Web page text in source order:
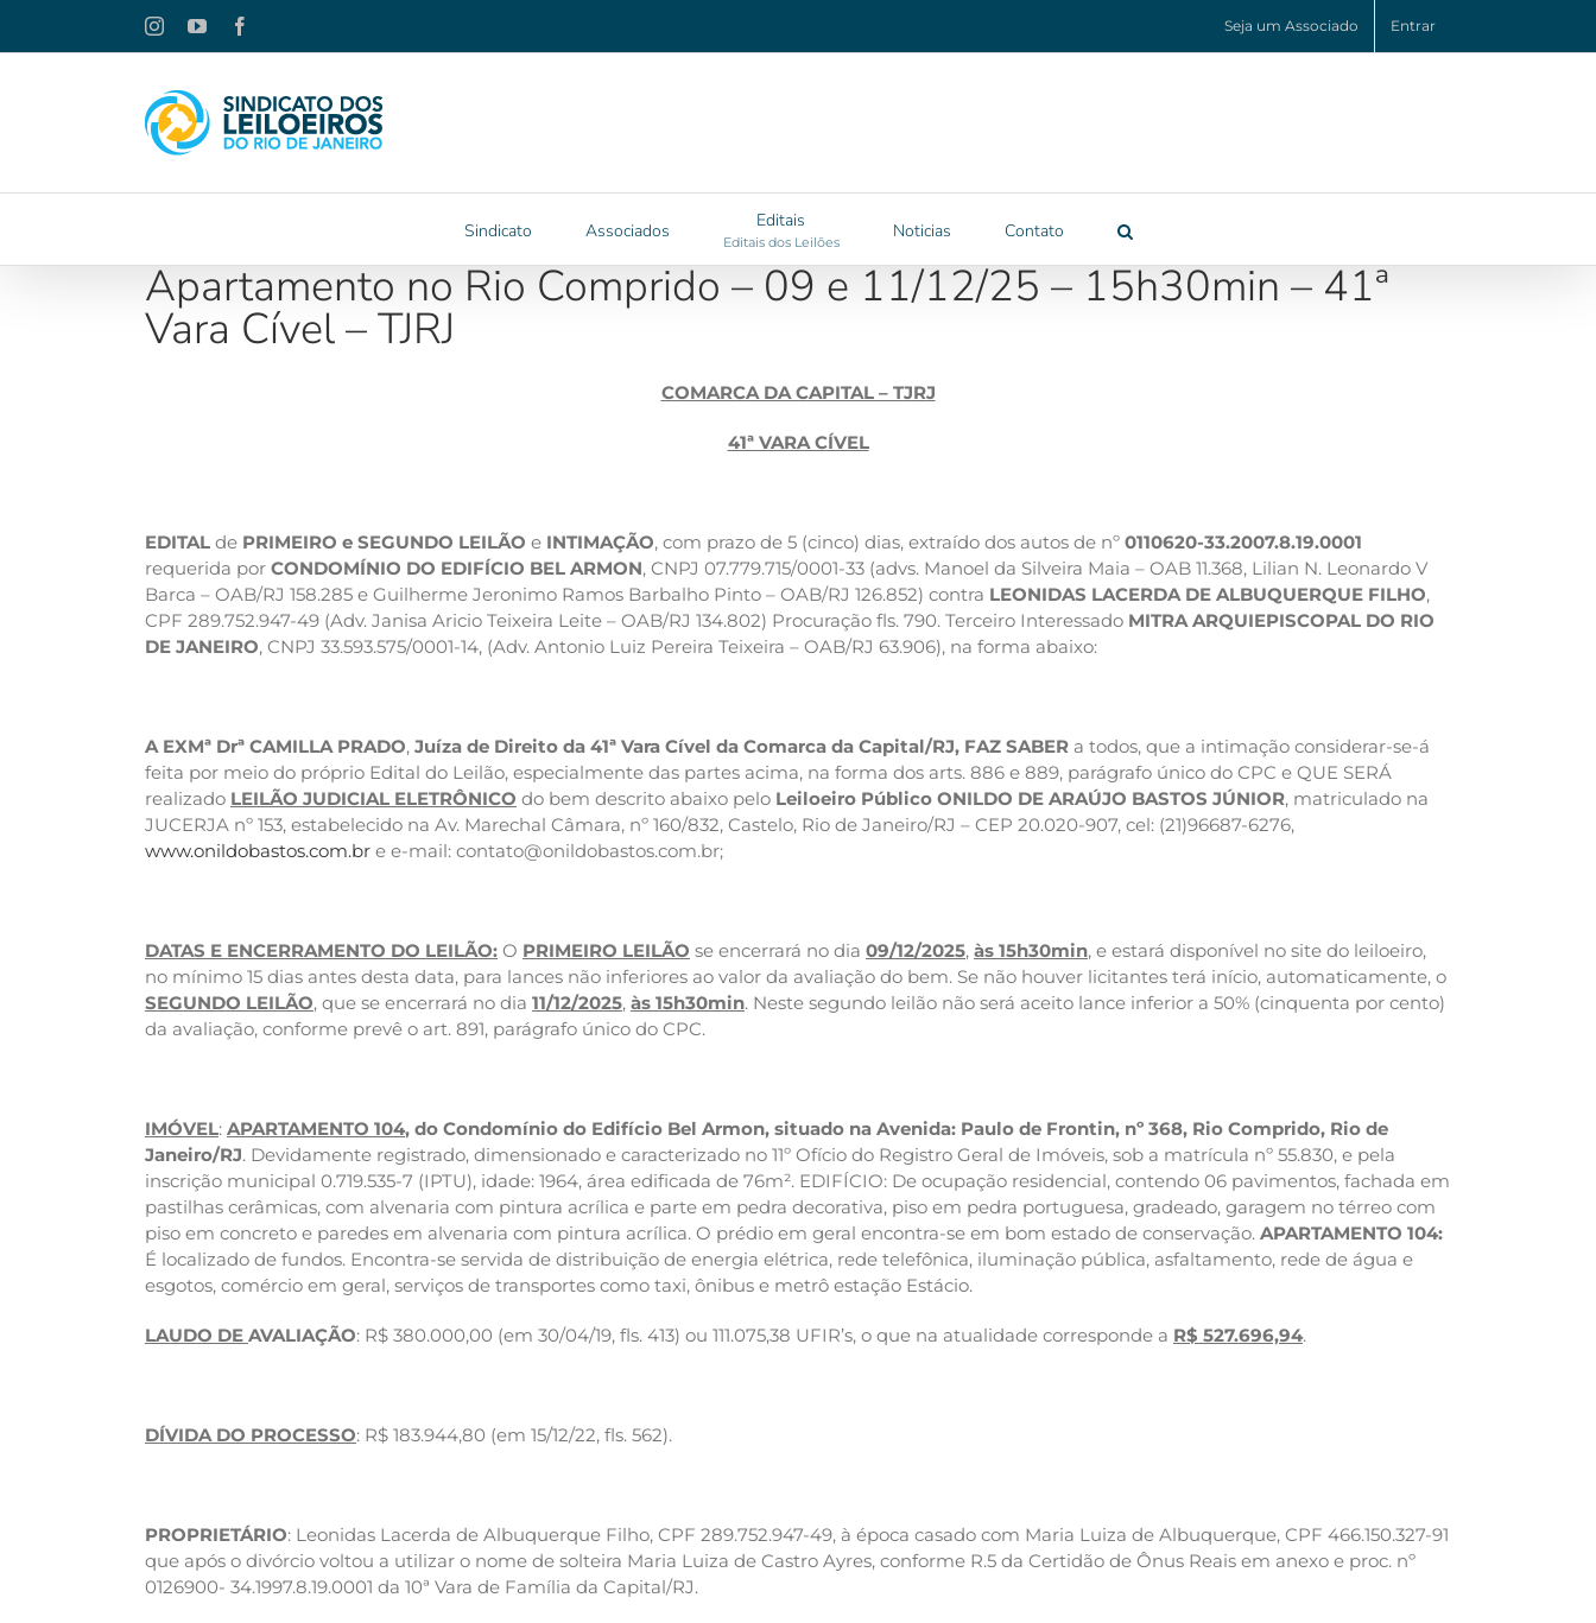
InstagramYouTube Seja um Associado Entrar
Sindicato Associados Editais
Editais dos Leilões
Noticias Contato
Apartamento no Rio Comprido – 09 e 11/12/25 – 15h30min – 41ª
Vara Cível – TJRJ
COMARCA DA CAPITAL – TJRJ
41ª VARA CÍVEL
EDITAL de PRIMEIRO e SEGUNDO LEILÃO e INTIMAÇÃO, com prazo de 5 (cinco) dias, extraído dos autos de nº 0110620-33.2007.8.19.0001
requerida por CONDOMÍNIO DO EDIFÍCIO BEL ARMON, CNPJ 07.779.715/0001-33 (advs. Manoel da Silveira Maia – OAB 11.368, Lilian N. Leonardo V
Barca – OAB/RJ 158.285 e Guilherme Jeronimo Ramos Barbalho Pinto – OAB/RJ 126.852) contra LEONIDAS LACERDA DE ALBUQUERQUE FILHO,
CPF 289.752.947-49 (Adv. Janisa Aricio Teixeira Leite – OAB/RJ 134.802) Procuração fls. 790. Terceiro Interessado MITRA ARQUIEPISCOPAL DO RIO
DE JANEIRO, CNPJ 33.593.575/0001-14, (Adv. Antonio Luiz Pereira Teixeira – OAB/RJ 63.906), na forma abaixo:
A EXMª Drª CAMILLA PRADO, Juíza de Direito da 41ª Vara Cível da Comarca da Capital/RJ, FAZ SABER a todos, que a intimação considerar-se-á
feita por meio do próprio Edital do Leilão, especialmente das partes acima, na forma dos arts. 886 e 889, parágrafo único do CPC e QUE SERÁ
realizado LEILÃO JUDICIAL ELETRÔNICO do bem descrito abaixo pelo Leiloeiro Público ONILDO DE ARAÚJO BASTOS JÚNIOR, matriculado na
JUCERJA nº 153, estabelecido na Av. Marechal Câmara, nº 160/832, Castelo, Rio de Janeiro/RJ – CEP 20.020-907, cel: (21)96687-6276,
www.onildobastos.com.br e e-mail: contato@onildobastos.com.br;
DATAS E ENCERRAMENTO DO LEILÃO: O PRIMEIRO LEILÃO se encerrará no dia 09/12/2025, às 15h30min, e estará disponível no site do leiloeiro,
no mínimo 15 dias antes desta data, para lances não inferiores ao valor da avaliação do bem. Se não houver licitantes terá início, automaticamente, o
SEGUNDO LEILÃO, que se encerrará no dia 11/12/2025, às 15h30min. Neste segundo leilão não será aceito lance inferior a 50% (cinquenta por cento)
da avaliação, conforme prevê o art. 891, parágrafo único do CPC.
IMÓVEL: APARTAMENTO 104, do Condomínio do Edifício Bel Armon, situado na Avenida: Paulo de Frontin, nº 368, Rio Comprido, Rio de
Janeiro/RJ. Devidamente registrado, dimensionado e caracterizado no 11º Ofício do Registro Geral de Imóveis, sob a matrícula nº 55.830, e pela
inscrição municipal 0.719.535-7 (IPTU), idade: 1964, área edificada de 76m². EDIFÍCIO: De ocupação residencial, contendo 06 pavimentos, fachada em
pastilhas cerâmicas, com alvenaria com pintura acrílica e parte em pedra decorativa, piso em pedra portuguesa, gradeado, garagem no térreo com
piso em concreto e paredes em alvenaria com pintura acrílica. O prédio em geral encontra-se em bom estado de conservação. APARTAMENTO 104:
É localizado de fundos. Encontra-se servida de distribuição de energia elétrica, rede telefônica, iluminação pública, asfaltamento, rede de água e
esgotos, comércio em geral, serviços de transportes como taxi, ônibus e metrô estação Estácio.
LAUDO DE AVALIAÇÃO: R$ 380.000,00 (em 30/04/19, fls. 413) ou 111.075,38 UFIR’s, o que na atualidade corresponde a R$ 527.696,94.
DÍVIDA DO PROCESSO: R$ 183.944,80 (em 15/12/22, fls. 562).
PROPRIETÁRIO: Leonidas Lacerda de Albuquerque Filho, CPF 289.752.947-49, à época casado com Maria Luiza de Albuquerque, CPF 466.150.327-91
que após o divórcio voltou a utilizar o nome de solteira Maria Luiza de Castro Ayres, conforme R.5 da Certidão de Ônus Reais em anexo e proc. nº
0126900- 34.1997.8.19.0001 da 10ª Vara de Família da Capital/RJ.